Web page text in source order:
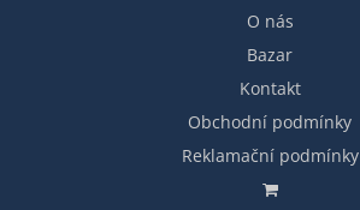
O nás
Bazar
Kontakt
Obchodní podmínky
Reklamační podmínky